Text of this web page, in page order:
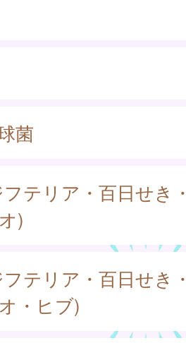
菌
テリア・百日せき
)
テリア・百日せき
・ヒブ)